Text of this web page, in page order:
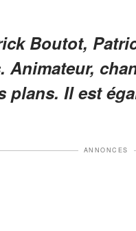
Boutot,
Il est
ANNONCES